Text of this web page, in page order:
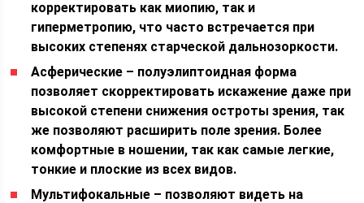
корректировать как миопию, так и
гиперметропию, что часто встречается при
высоких степенях старческой дальнозоркости.
Асферические – полуэлиптоидная форма
позволяет скорректировать искажение даже при
высокой степени снижения остроты зрения, так
же позволяют расширить поле зрения. Более
комфортные в ношении, так как самые легкие,
тонкие и плоские из всех видов.
Мультифокальные – позволяют видеть на